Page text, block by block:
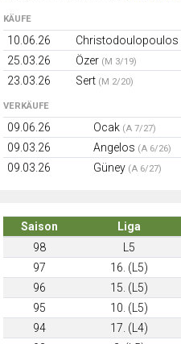
KÄUFE
10.06.26 Christodoulopoulos
25.03.26
Özer (M 3/19)
23.03.26
Sert (M 2/20)
VERKÄUFE
09.06.26 Ocak (A 7/27)
09.03.26
Angelos (A 6/26)
09.03.26
Güney (A 6/27)
Saison Liga
98
L5
97
16. (L5)
96
15. (L5)
95
10. (L5)
94
17. (L4)